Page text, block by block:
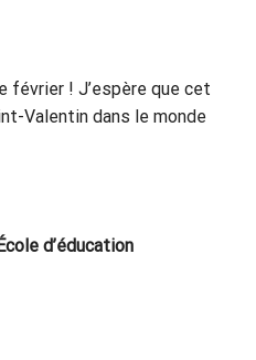
février ! J’espère que cet
Valentin dans le monde
d’éducation